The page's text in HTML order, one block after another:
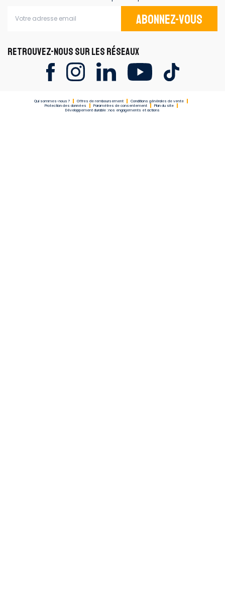
Abonnez-vous
RETROUVEZ-NOUS SUR LES RÉSEAUX
Qui sommes-nous ? Offres de remboursement
Conditions générales de vente
Protection des données
Paramètres de consentement
Plan du site
Développement durable : nos engagements et actions